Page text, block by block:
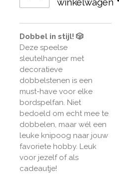
Dobbel in stijl! 🎲
Deze speelse
sleutelhanger met
decoratieve
dobbelstenen is een
must-have voor elke
bordspelfan. Niet
bedoeld om echt mee te
dobbelen, maar wél een
leuke knipoog naar jouw
favoriete hobby. Leuk
voor jezelf of als
cadeautje!